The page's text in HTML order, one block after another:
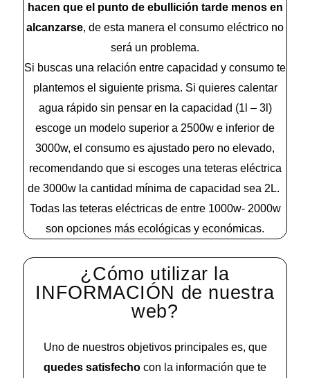
hacen que el punto de ebullición tarde menos en
alcanzarse, de esta manera el consumo eléctrico no
será un problema.
Si buscas una relación entre capacidad y consumo te
plantemos el siguiente prisma. Si quieres calentar
agua rápido sin pensar en la capacidad (1l – 3l)
escoge un modelo superior a 2500w e inferior de
3000w, el consumo es ajustado pero no elevado,
recomendando que si escoges una teteras eléctrica
de 3000w la cantidad mínima de capacidad sea 2L.
Todas las teteras eléctricas de entre 1000w- 2000w
son opciones más ecológicas y económicas.
¿Cómo utilizar la
INFORMACIÓN de nuestra
web?
Uno de nuestros objetivos principales es, que
quedes satisfecho con la información que te